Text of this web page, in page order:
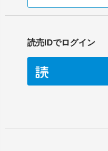
読売IDでログイン